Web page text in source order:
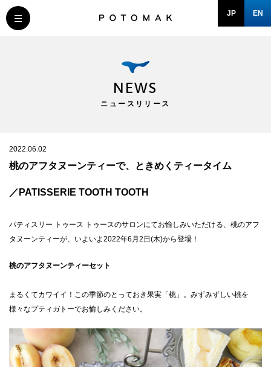
JP EN
COMPANY
RECRUIT
NEWS
CLOSE
NEWS
ニュースリリース
2022.06.02
桃のアフタヌーンティーで、ときめくティータイム
／PATISSERIE TOOTH TOOTH
パティスリー トゥース トゥースのサロンにてお愉しみいただける、桃のアフ
タヌーンティーが、いよいよ2022年6月2日(木)から登場！
桃のアフタヌーンティーセット
まるくてカワイイ！この季節のとっておき果実「桃」。みずみずしい桃を
様々なプティガトーでお愉しみください。